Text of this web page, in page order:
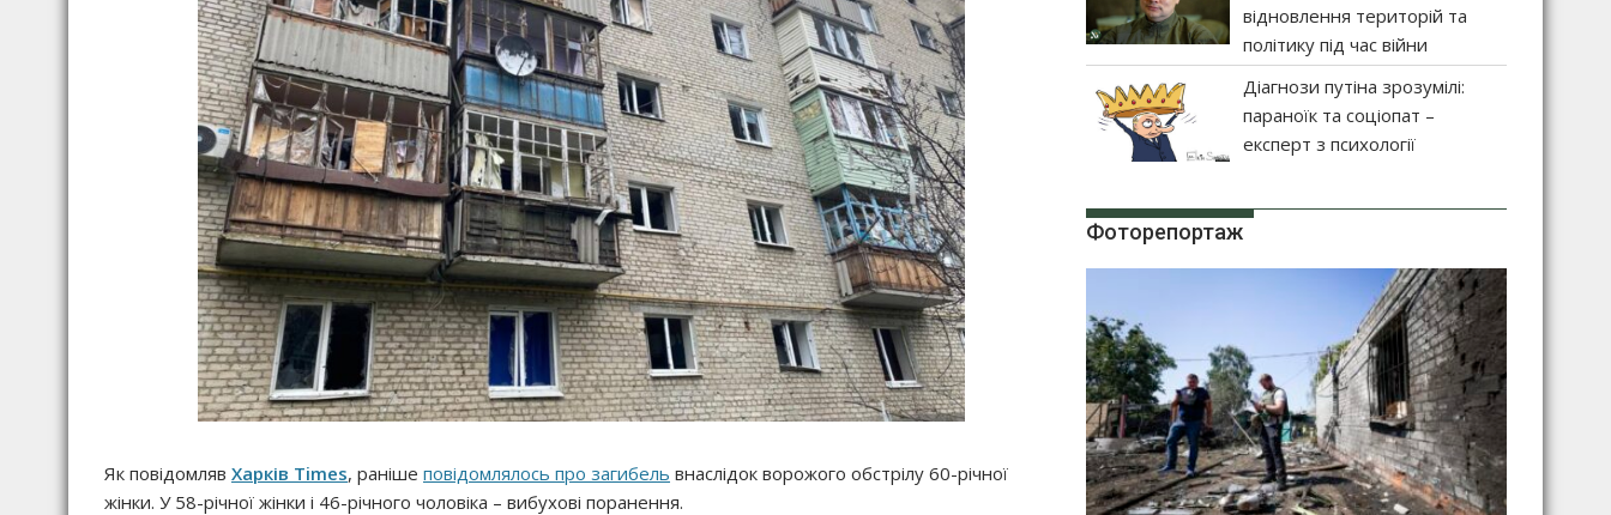
Як повідомляв Харків Times, раніше повідомлялось про загибель внаслідок ворожого обстрілу 60-річної
жінки. У 58-річної жінки і 46-річного чоловіка – вибухові поранення.
відновлення територій та
політику під час війни
Діагнози путіна зрозумілі:
параноїк та соціопат –
експерт з психології
Фоторепортаж